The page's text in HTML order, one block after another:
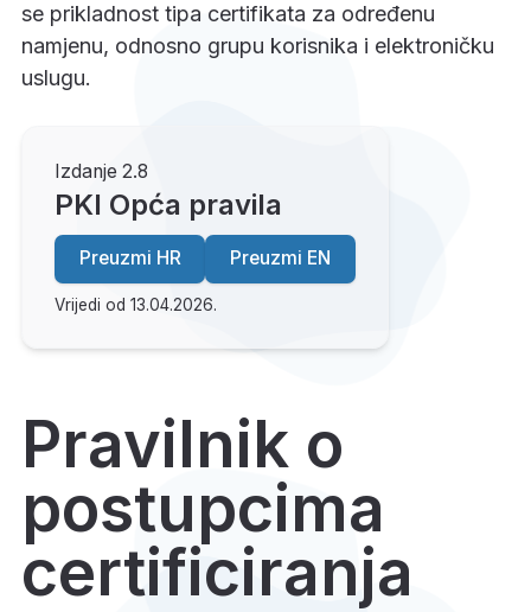
se prikladnost tipa certifikata za određenu
namjenu, odnosno grupu korisnika i elektroničku
uslugu.
Izdanje 2.8
PKI Opća pravila
Preuzmi HR Preuzmi EN
Vrijedi od 13.04.2026.
Pravilnik o
postupcima
certificiranja